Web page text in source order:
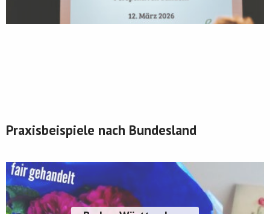
Praxisbeispiele
Praxisbeispiele nach Bundesland